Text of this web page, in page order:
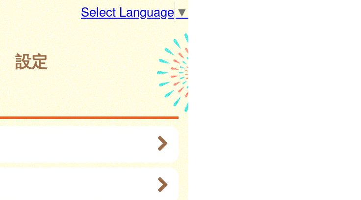
Select Language▼
設定